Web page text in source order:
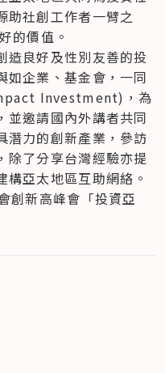
助社創工作者一臂之
的價值。
造良好及性別友善的投
如企業、基金會，一同
Investment)，為
並邀請國內外講者共同
潛力的創新產業，參訪
除了分享台灣經驗亦提
亞太地區互助網絡。
創新高峰會「投資亞